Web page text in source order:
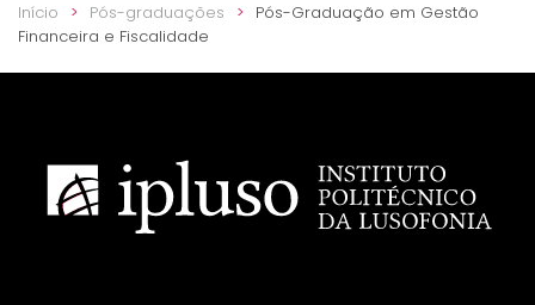
Início Pós-graduações
Pós-Graduação em Gestão
Financeira e Fiscalidade